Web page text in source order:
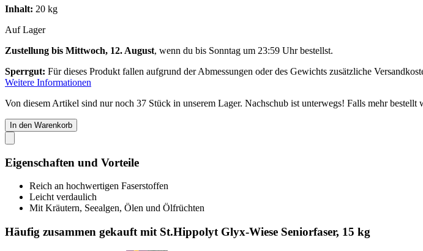
Inhalt: 20 kg
Auf Lager
Zustellung bis Mittwoch, 12. August, wenn du bis Sonntag um 23:59 Uhrbestellst.
Sperrgut: Für dieses Produkt fallen aufgrund der Abmessungen oder des Gewichts zusätzliche
Weitere Informationen
Von diesem Artikel sind nur noch 37 Stück in unserem Lager. Nachschub ist unterwegs! Falls mehr bestellt
In den Warenkorb
Eigenschaften und Vorteile
Reich an hochwertigen Faserstoffen
Leicht verdaulich
Mit Kräutern, Seealgen, Ölen und Ölfrüchten
Häufig zusammen gekauft mit St.Hippolyt Glyx-Wiese Seniorfaser, 15 kg